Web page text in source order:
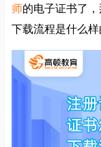
师的电子证书了
下载流程是什么样